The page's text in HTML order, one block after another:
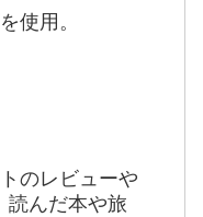
使用。
のレビューや
読んだ本や旅